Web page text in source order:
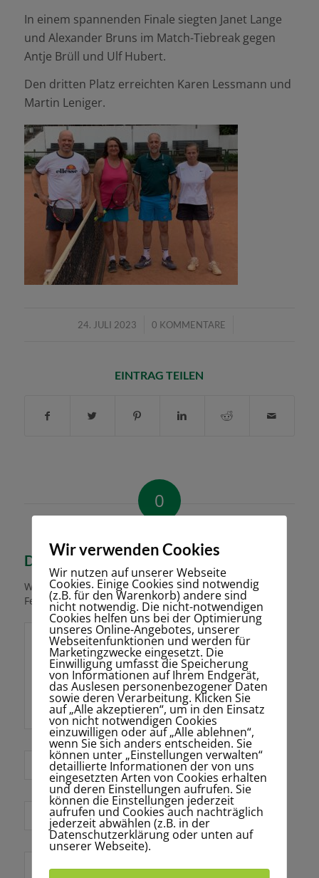
In einem spannenden Finale siegten Janet Lange
und Alexander Bruns im Match-Tiebreak gegen
Antje Brüll und Ulf Hubert.
Den dritten Platz erreichten Karen Lessmann und
Martin Leniger.
24. JULI 2023
/ 0 KOMMENTARE
/
EINTRAG TEILEN
0
Dein Kommentar
Want to join the discussion?
Feel free to contribute!
Name*
E-Mail-Adresse
*
Wir verwenden Cookies
Wir nutzen auf unserer Webseite
Cookies. Einige Cookies sind notwendig
(z.B. für den Warenkorb) andere sind
nicht notwendig. Die nicht-notwendigen
Cookies helfen uns bei der Optimierung
unseres Online-Angebotes, unserer
Webseitenfunktionen und werden für
Marketingzwecke eingesetzt. Die
Einwilligung umfasst die Speicherung
von Informationen auf Ihrem Endgerät,
das Auslesen personenbezogener Daten
sowie deren Verarbeitung. Klicken Sie
auf „Alle akzeptieren“, um in den Einsatz
von nicht notwendigen Cookies
einzuwilligen oder auf „Alle ablehnen“,
wenn Sie sich anders entscheiden. Sie
können unter „Einstellungen verwalten“
detaillierte Informationen der von uns
eingesetzten Arten von Cookies erhalten
und deren Einstellungen aufrufen. Sie
können die Einstellungen jederzeit
aufrufen und Cookies auch nachträglich
jederzeit abwählen (z.B. in der
Datenschutzerklärung oder unten auf
unserer Webseite).